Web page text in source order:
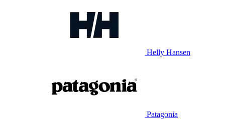
Helly Hansen
Patagonia